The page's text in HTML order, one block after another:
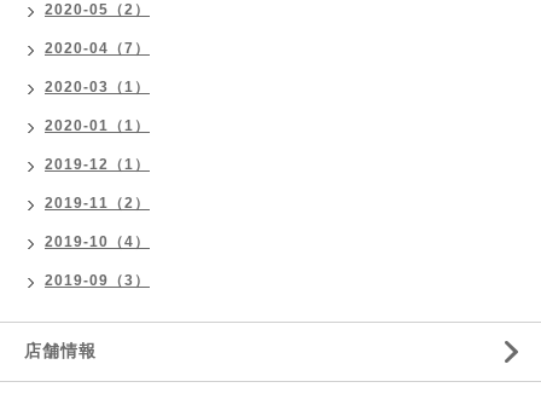
2020-05（2）
2020-04（7）
2020-03（1）
2020-01（1）
2019-12（1）
2019-11（2）
2019-10（4）
2019-09（3）
店舗情報